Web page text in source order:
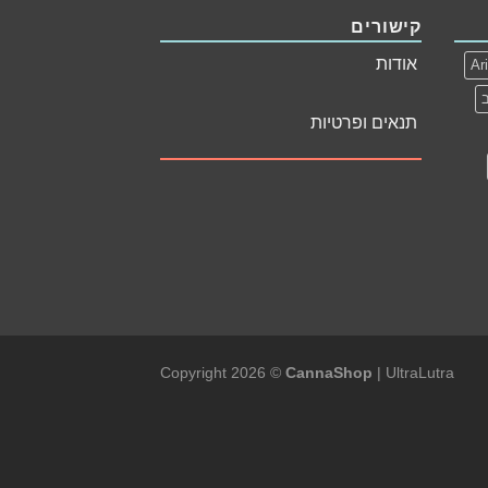
קישורים
אודות
תנאים ופרטיות
Copyright 2026 © CannaShop | UltraLutra